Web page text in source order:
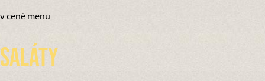
v ceně menu
Saláty